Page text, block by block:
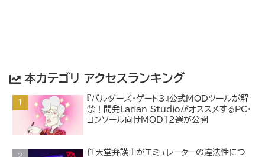
本カテゴリ アクセスランキング
『バルダーズ・ゲート3』公式MODツールが解
禁！開発Larian StudioがオススメするPC・
コンソール向けMOD12選が公開
任天堂弁護士がエミュレーターの違法性につ